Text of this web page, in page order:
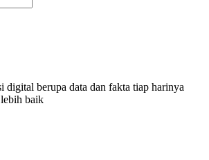
digital berupa data dan fakta tiap harinya
baik